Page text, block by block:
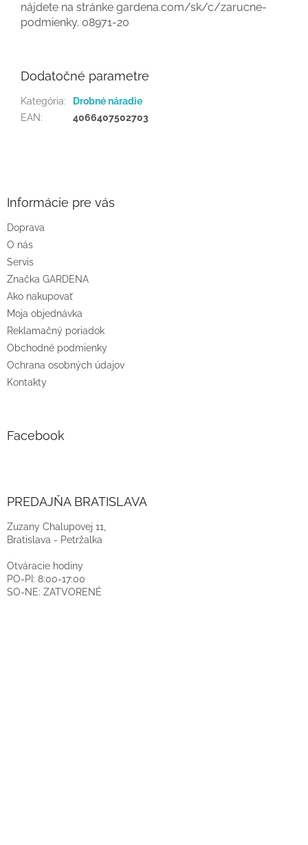
nájdete na stránke gardena.com/sk/c/zarucne-
podmienky. 08971-20
Dodatočné parametre
Kategória:
Drobné náradie
EAN: 4066407502703
e
Informácie pre vás
Doprava
O nás
Servis
Značka GARDENA
Ako nakupovať
Moja objednávka
Reklamačný poriadok
Obchodné podmienky
Ochrana osobných údajov
Kontakty
Facebook
PREDAJŇA BRATISLAVA
Zuzany Chalupovej 11,
Bratislava - Petržalka
Otváracie hodiny
PO-PI: 8:00-17:00
SO-NE: ZATVORENÉ